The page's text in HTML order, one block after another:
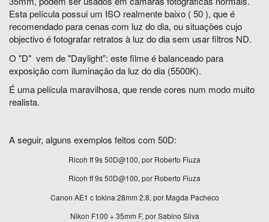
Esta película possui um ISO realmente baixo ( 50 ), que é
recomendado para cenas com luz do dia, ou situações cujo
objectivo é fotografar retratos à luz do dia sem usar filtros ND.
O "D" vem de "Daylight”: este filme é balanceado para
exposição com iluminação da luz do dia (5500K).
É uma película maravilhosa, que rende cores num modo muito
realista.
A seguir, alguns exemplos feitos com 50D:
Ricoh ff 9s 50D@100, por Roberto Fiuza
Ricoh ff 9s 50D@100, por Roberto Fiuza
Canon AE1 c tokina 28mm 2.8, por Magda Pacheco
Nikon F100 + 35mm F, por Sabino Silva